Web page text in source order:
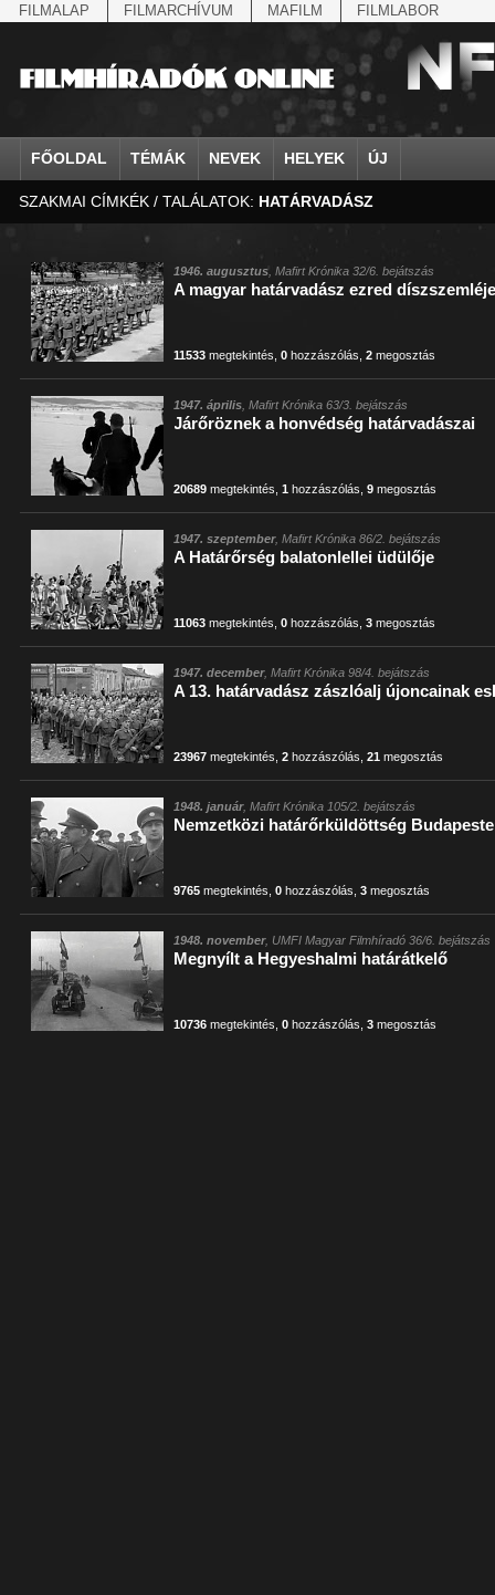
FILMALAP FILMARCHÍVUM MAFILM FILMLABOR
FŐOLDAL TÉMÁK NEVEK HELYEK ÚJ
agrárium
államfő
államosítás
Állatkert
állatvilág
amerikai magyarok
Anschluss
antant
antant
április 4.
arisztokrácia
IV. Béla, magyar királ...
Aarons-Hughes, Ruth
Abe Nobuyuki
Aczél György
Aczél Ilona
Ádám Zoltán
Ady Endre
Agárdi Gábor
Ágotai Géza, dr.
Aimone savoya-
Albert Ferenc
Albert Ferenc
Aarau
Abapuszta
Abony
Ácsteszér
Addisz-Abeba
Adony
Adua
Afrika
Alag
Albánia
SZAKMAI CÍMKÉK / TALÁLATOK: HATÁRVADÁSZ
1946. augusztus , Mafirt Krónika 32/6. bejátszás
A magyar határvadász ezred
11533 megtekintés ,0 hozzászólás ,2 megosztás
1947. április , Mafirt Krónika 63/3. bejátszás
Járőröznek a honvédség határvadászai
20689 megtekintés ,1 hozzászólás ,9 megosztás
1947. szeptember, Mafirt Krónika 86/2. bejátszás
A Határőrség balatonlellei üdülője
11063 megtekintés ,0 hozzászólás ,3 megosztás
1947. december, Mafirt Krónika 98/4. bejátszás
A 13. határvadász zászlóalj újoncainak
23967 megtekintés ,2 hozzászólás ,21 megosztás
1948. január, Mafirt Krónika 105/2. bejátszás
Nemzetközi határőrküldöttség
9765 megtekintés ,0 hozzászólás ,3 megosztás
1948. november, UMFI Magyar Filmhíradó 36/6. bejátszás
Megnyílt a Hegyeshalmi határátkelő
10736 megtekintés ,0 hozzászólás ,3 megosztás